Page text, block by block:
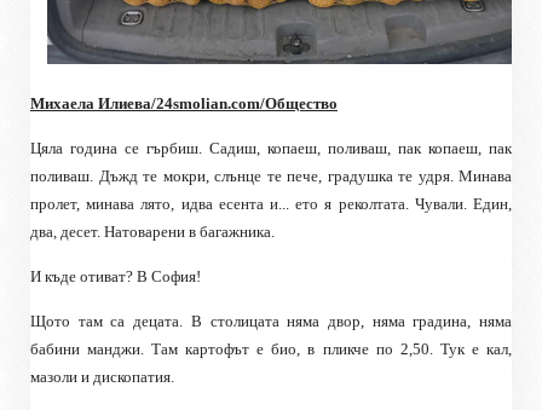
Михаела Илиева/24smolian.com/Общество
Цяла година се гърбиш. Садиш, копаеш, поливаш, пак копаеш, пак
поливаш. Дъжд те мокри, слънце те пече, градушка те удря. Минава
пролет, минава лято, идва есента и... ето я реколтата. Чували. Един,
два, десет. Натоварени в багажника.
И къде отиват? В София!
Щото там са децата. В столицата няма двор, няма градина, няма
бабини манджи. Там картофът е био, в пликче по 2,50. Тук е кал,
мазоли и дископатия.